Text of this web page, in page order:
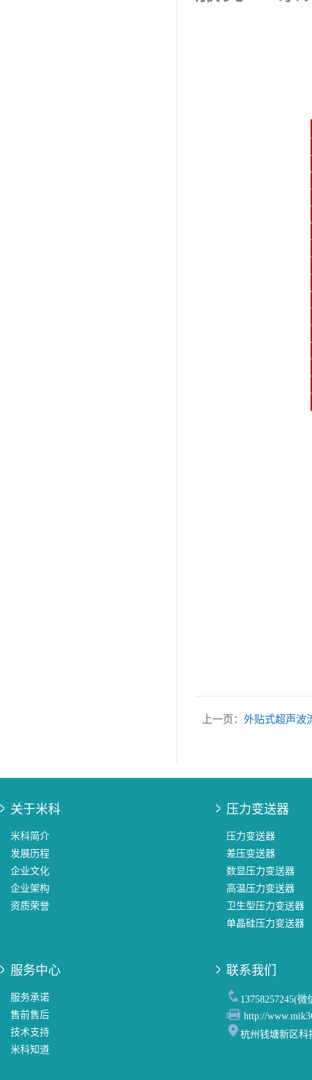
上一页： 外贴式超声波
关于米科
米科简介
发展历程
企业文化
企业架构
资质荣誉
压力变送器
压力变送器
差压变送器
数显压力变送器
高温压力变送器
卫生型压力变送器
单晶硅压力变送器
服务中心
服务承诺
售前售后
技术支持
米科知道
联系我们
13758257245(微
http://
杭州钱塘新区科